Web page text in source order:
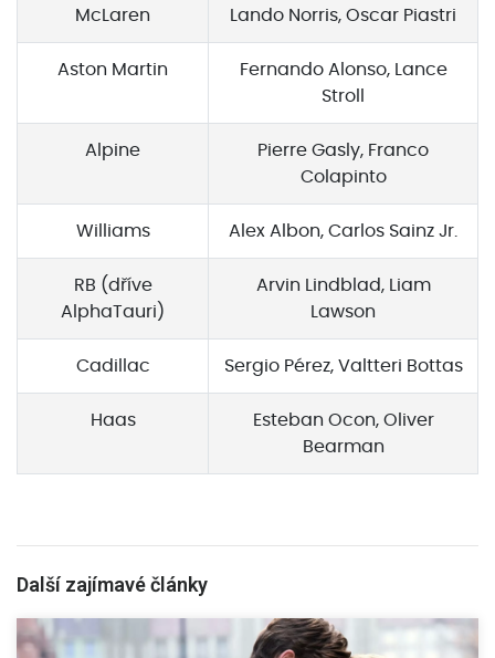
McLaren Lando Norris, Oscar Piastri
Aston Martin
Fernando Alonso, Lance
Stroll
Alpine
Pierre Gasly, Franco
Colapinto
Williams Alex Albon, Carlos Sainz Jr.
RB (dříve
AlphaTauri)
Arvin Lindblad, Liam
Lawson
Cadillac Sergio Pérez, Valtteri Bottas
Haas
Esteban Ocon, Oliver
Bearman
Další zajímavé články